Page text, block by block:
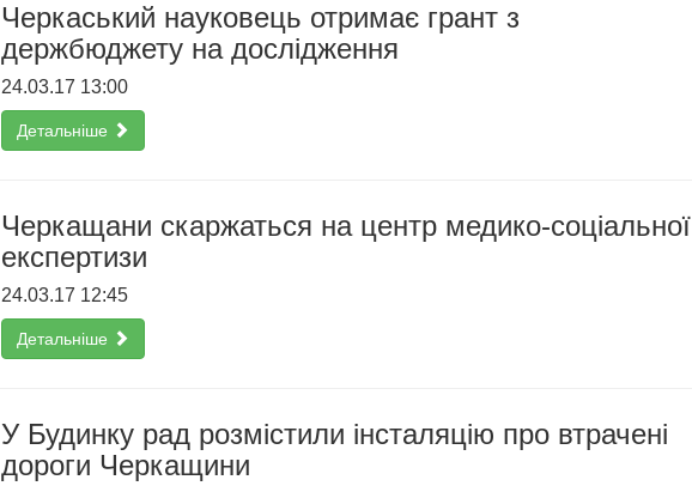
Черкаський науковець отримає грант з
держбюджету на дослідження
24.03.17 13:00
Детальніше
Черкащани скаржаться на центр медико-соціальної
експертизи
24.03.17 12:45
Детальніше
У Будинку рад розмістили інсталяцію про втрачені
дороги Черкащини